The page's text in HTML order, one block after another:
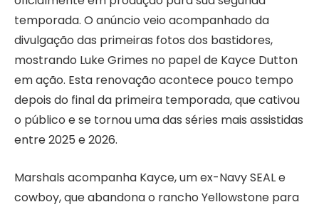
temporada. O anúncio veio acompanhado da
divulgação das primeiras fotos dos bastidores,
mostrando Luke Grimes no papel de Kayce Dutton
em ação. Esta renovação acontece pouco tempo
depois do final da primeira temporada, que cativou
o público e se tornou uma das séries mais assistidas
entre 2025 e 2026.
Marshals acompanha Kayce, um ex-Navy SEAL e
cowboy, que abandona o rancho Yellowstone para